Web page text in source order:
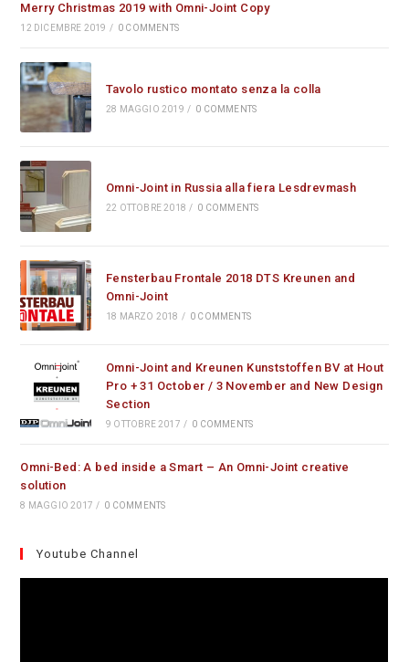
Merry Christmas 2019 with Omni-Joint Copy
12 DICEMBRE 2019 / 0 COMMENTS
Tavolo rustico montato senza la colla
28 MAGGIO 2019 / 0 COMMENTS
Omni-Joint in Russia alla fiera Lesdrevmash
22 OTTOBRE 2018 / 0 COMMENTS
Fensterbau Frontale 2018 DTS Kreunen and
Omni-Joint
18 MARZO 2018 / 0 COMMENTS
Omni-Joint and Kreunen Kunststoffen BV at Hout
Pro + 31 October / 3 November and New Design
Section
9 OTTOBRE 2017 / 0 COMMENTS
Omni-Bed: A bed inside a Smart – An Omni-Joint creative
solution
8 MAGGIO 2017 / 0 COMMENTS
Youtube Channel